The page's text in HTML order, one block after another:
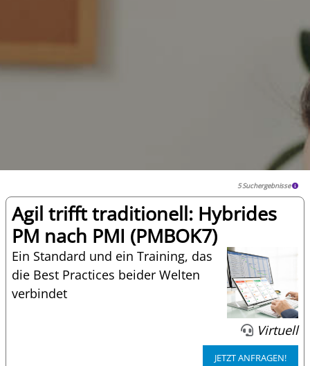
5 Suchergebnisse
Agil trifft traditionell: Hybrides
PM nach PMI (PMBOK7)
Ein Standard und ein Training, das
die Best Practices beider Welten
verbindet
Virtuell
JETZT ANFRAGEN!